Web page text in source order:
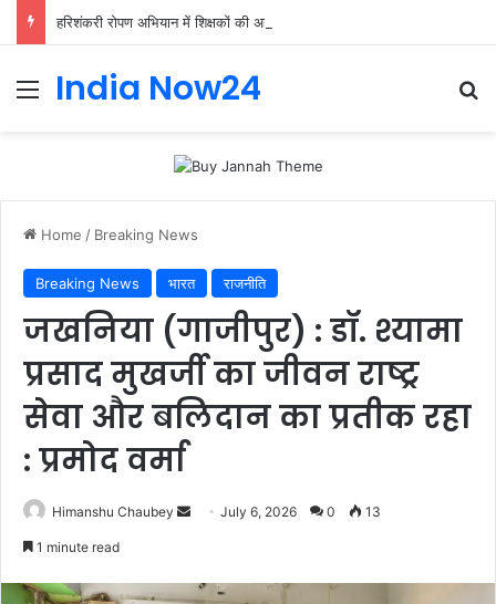
India Now24
Home / Breaking News
Breaking News भारत राजनीति
जखनिया (गाजीपुर) : डॉ. श्यामा
प्रसाद मुखर्जी का जीवन राष्ट्र
सेवा और बलिदान का प्रतीक रहा
: प्रमोद वर्मा
Himanshu Chaubey July 6, 2026 0 13
1 minute read